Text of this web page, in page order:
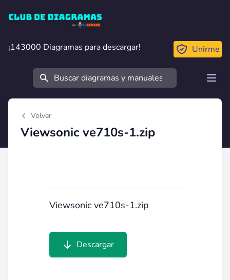
Club de Diagramas
¡143000 Diagramas para descargar!
¡143000 Diagramas para descargar! Unirme
Buscar
Volver
Viewsonic ve710s-1.zip
Viewsonic ve710s-1.zip
Descargar